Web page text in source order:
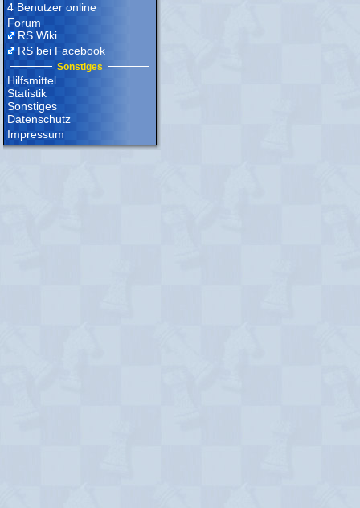
4 Benutzer online
Forum
RS Wiki
RS bei Facebook
Sonstiges
Hilfsmittel
Statistik
Sonstiges
Datenschutz
Impressum